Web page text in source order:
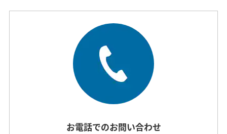
お電話でのお問い合わせ